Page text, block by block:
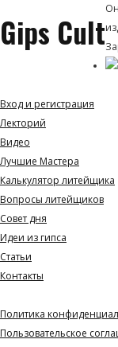
Gips Cult
Вход и регистрация
Лекторий
Видео
Лучшие Мастера
Калькулятор литейщика
Вопросы литейщиков
Совет дня
Идеи из гипса
Статьи
Контакты
Политика
Пользовательское